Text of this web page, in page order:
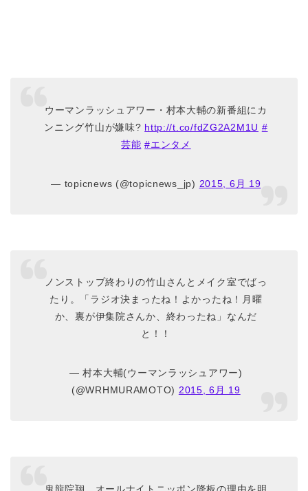
ウーマンラッシュアワー・村本大輔の新番組にカ
ンニング竹山が嫌味? http://t.co/fdZG2A2M1U #
芸能 #エンタメ
— topicnews (@topicnews_jp) 2015, 6月 19
ノンストップ終わりの竹山さんとメイク室でばっ
たり。「ラジオ決まったね！よかったね！月曜
か、裏が伊集院さんか、終わったね」なんだ
と！！
— 村本大輔(ウーマンラッシュアワー)
(@WRHMURAMOTO) 2015, 6月 19